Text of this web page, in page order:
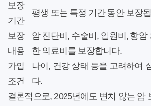
보장
기간
평생 또는 특정 기간 동안 보장
보장
내용
암 진단비, 수술비, 입원비, 항암
한 의료비를 보장합니다.
가입
조건
나이, 건강 상태 등을 고려하여
다.
결론적으로, 2025년에도 변치 않는 암